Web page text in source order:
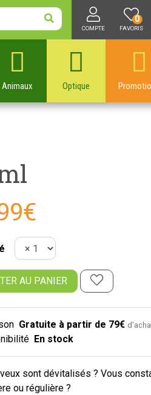
COMPTE FAVORIS
0
Animaux Optique
AU PANIER
Gratuite à partir de 79€
En stock
sont dévitalisés ? Vous
ou régulière ?